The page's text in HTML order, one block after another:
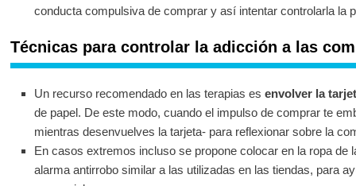
conducta compulsiva de comprar y así intentar controlarla la
Técnicas para controlar la adicción a las
Un recurso recomendado en las terapias es envolver la
de papel. De este modo, cuando el impulso de comprar te
mientras desenvuelves la tarjeta- para reflexionar sobre la
En casos extremos incluso se propone colocar en la ropa de
alarma antirrobo similar a las utilizadas en las tiendas, para